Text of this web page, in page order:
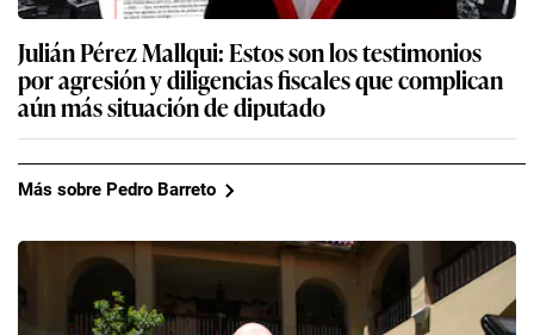
Julián Pérez Mallqui: Estos son los testimonios
por agresión y diligencias fiscales que complican
aún más situación de diputado
Más sobre Pedro Barreto